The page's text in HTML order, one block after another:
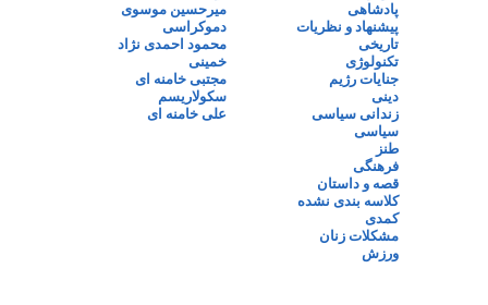
پادشاهی
پیشنهاد و نظریات
تاریخی
تکنولوژی
جنایات رژیم
دینی
زندانی سیاسی
سیاسی
طنز
فرهنگی
قصه و داستان
کلاسه بندی نشده
کمدی
مشکلات زنان
ورزش
میرحسین موسوی
دموکراسی
محمود احمدی نژاد
خمینی
مجتبی خامنه ای
سکولاریسم
علی خامنه ای